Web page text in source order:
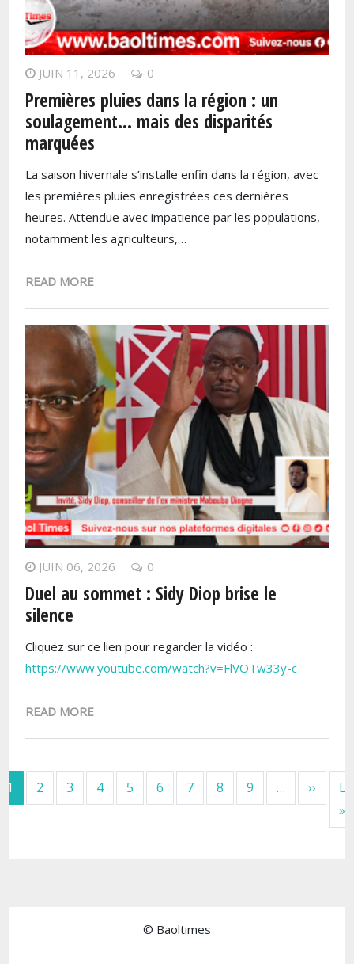
JUIN 11, 2026 0
Premières pluies dans la région : un
soulagement… mais des disparités
marquées
La saison hivernale s’installe enfin dans la région, avec
les premières pluies enregistrées ces dernières
heures. Attendue avec impatience par les populations,
notamment les agriculteurs,…
READ MORE
JUIN 06, 2026 0
Duel au sommet : Sidy Diop brise le
silence
Cliquez sur ce lien pour regarder la vidéo :
https://www.youtube.com/watch?v=FlVOTw33y-c
READ MORE
Pagination
1 2 3 4 5 6 7 8 9 … ››Page
»
© Baoltimes